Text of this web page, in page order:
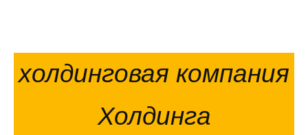
холдинговая компания
Холдинга